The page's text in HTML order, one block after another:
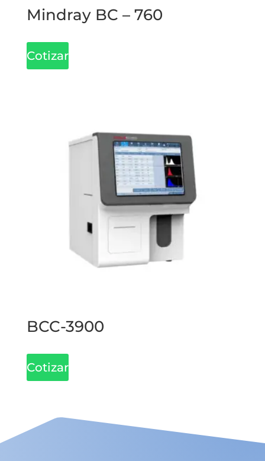
Mindray BC – 760
Cotizar
BCC-3900
Cotizar